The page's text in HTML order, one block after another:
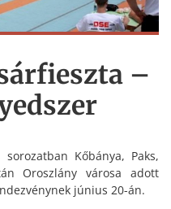
–
Kőbánya, Paks,
Oroszlány városa adott
június 20-án.